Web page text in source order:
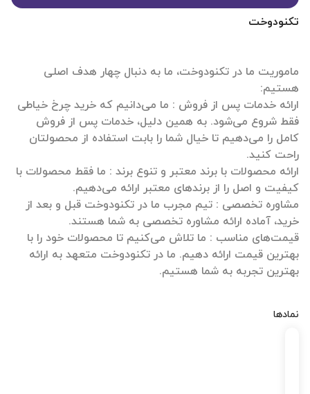
تکنودوخت
ماموریت ما در تکنودوخت، ما به دنبال چهار هدف اصلی
ارائه خدمات پس از فروش : ما می‌دانیم که خرید چرخ خیاطی
فقط شروع می‌شود. به همین دلیل، خدمات پس از فروش
کامل را می‌دهیم تا خیال شما را بابت استفاده از محصولتان
ارائه محصولات با برند معتبر و تنوع برند : ما فقط محصولات با
مشاوره تخصصی : تیم مجرب ما در تکنودوخت قبل و بعد از
قیمت‌های مناسب : ما تلاش می‌کنیم تا محصولات خود را با
بهترین قیمت ارائه دهیم. ما در تکنودوخت متعهد به ارائه
بهترین تجربه به شما هستیم.
نمادها